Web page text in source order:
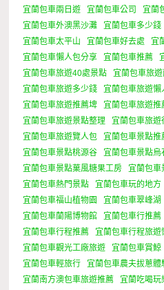
宜蘭包車兩日遊
宜蘭包車公司 宜蘭
宜蘭包車外澳黑沙灘
宜蘭包車多少錢
宜蘭包車太平山
宜蘭包車好去處 宜
宜蘭包車懶人包分享
宜蘭包車推薦
宜蘭包車旅遊40處景點
宜蘭包車旅
宜蘭包車旅遊多少錢
宜蘭包車旅遊懶
宜蘭包車旅遊推薦埤
宜蘭包車旅遊推
宜蘭包車旅遊景點整理
宜蘭包車旅遊
宜蘭包車旅遊覽人包
宜蘭包車景點
宜蘭包車景點桃源谷
宜蘭包車景點烏
宜蘭包車景點菓風糖果工房
宜蘭包車
宜蘭包車熱門景點
宜蘭包車玩的地方
宜蘭包車福山植物園
宜蘭包車翠峰湖
宜蘭包車蘭陽博物館
宜蘭包車行推薦
宜蘭包車行程推薦
宜蘭包車行程旅遊
宜蘭包車觀光工廠旅遊
宜蘭包車賞鯨
宜蘭包車輕旅行
宜蘭包車農夫拔蔥體
宜蘭南方澳包車旅遊推薦
宜蘭吃喝玩